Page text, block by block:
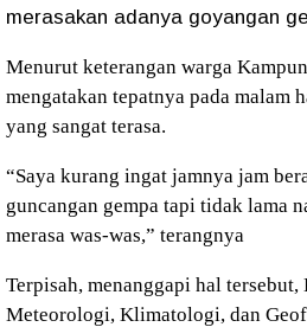
merasakan adanya goyangan
Menurut keterangan warga
mengatakan tepatnya pada malam
yang sangat terasa.
“Saya kurang ingat jamnya jam
guncangan gempa tapi tidak lama
merasa was-was,” terangnya
Terpisah, menanggapi hal tersebut,
Meteorologi, Klimatologi, dan